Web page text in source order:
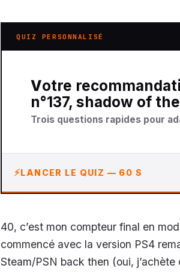
QUIZ PERSONNALISÉ
Votre recommandation sur completion platine
n°137, shadow of
Trois questions rapides pour
LANCER LE QUIZ — 60 S
40, c’est mon compteur final en
commencé avec la version PS4
Steam/PSN back then (oui,